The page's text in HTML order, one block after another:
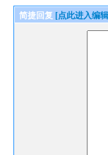
简捷回复 [点此进入编